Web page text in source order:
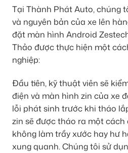
Tại Thành Phát Auto, chúng
và nguyên bản của xe lên
đặt màn hình Android
Thảo được thực hiện một
nghiệp:
Đầu tiên, kỹ thuật viên sẽ
điện và màn hình zin của xe
lỗi phát sinh trước khi tháo
zin sẽ được tháo ra một
không làm trầy xước hay hư
xung quanh. Chúng tôi sử